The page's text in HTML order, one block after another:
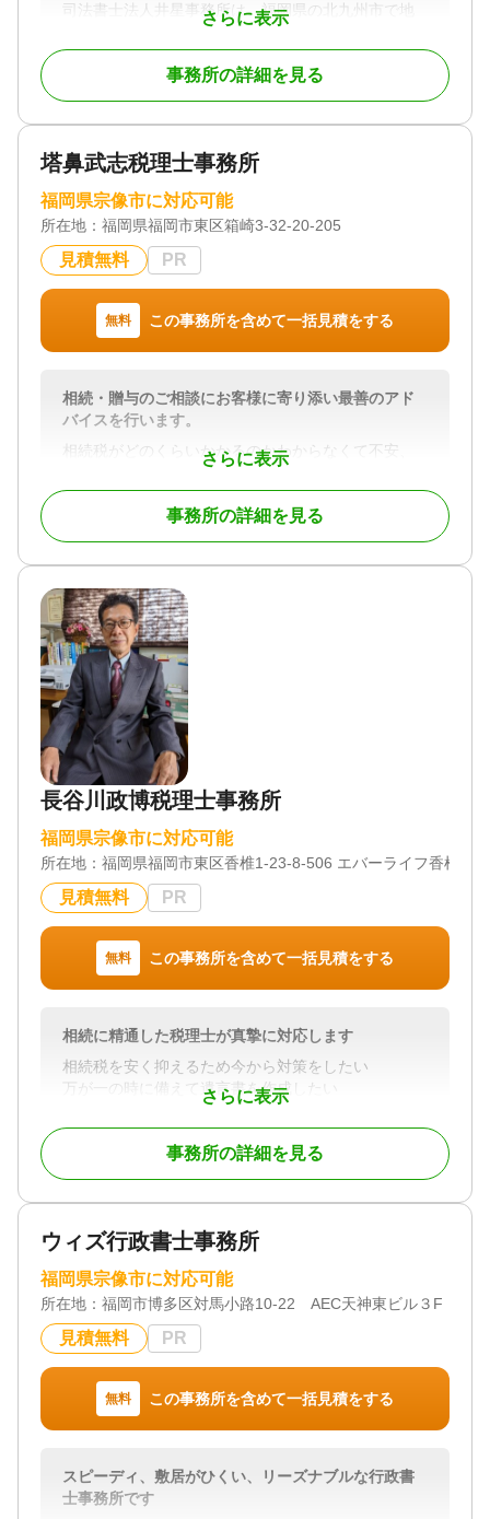
さらに表示
司法書士法人井星事務所は、福岡県の北九州市で地
域に密着した相続相談に対応している司法書士事務
所です。
ご相談いただいたお客様に対し、手続きの代行だけ
司法書士として伝えるべき事柄はもちろん、その他
おけるお客様の「知らなかった」を無くすことを心
がけています。
土日祝日でもご相談を受け付けております。初回相
談も無料ですので、ぜひお気軽にご相談ください。
対応地域
対応業務
遺言書 / 遺産分割 / 相続財産調査 / 相続登記 / 相続放
棄 / 成年後見 / 家族信託 / 相続手続き / 銀行手続き /
戸籍収集 / 相続人調査 / 生前贈与（不動産名義変更）
電話相談可 / 土日相談可 / 初回相談無料 / 18時以降相
談可 / オンライン面談可 / 事務所面談可
事務所の詳細を見る
塔鼻武志税理士事務所
福岡県宗像市に対応可能
所在地： 福岡県福岡市東区箱崎3-32-20-205
見積無料 PR
無料 この事務所を含めて一括見積をする
さらに表示
相続・贈与のご相談にお客様に寄り添い最善のアド
バイスを行います。
相続税がどのくらいかかるのかわからなくて不安、
相続税が高くなりそうだから対策をしたい、 相続
が発生したがどうしたらいいかわからないというお
悩みに誠実にご対応させていただきます。
お気軽にお問合せください。
対応地域
福岡県 佐賀県
対応業務
遺言書 / 遺産分割 / 相続財産調査 / 相続税申告 / 相続
登記 / 相続放棄 / 相続手続き / 銀行手続き / 戸籍収集
/ 相続人調査 / 生前贈与（不動産名義変更）
対応体制
訪問可 / 初回相談無料
事務所の詳細を見る
長谷川政博税理士事務所
福岡県宗像市に対応可能
所在地： 福岡県福岡市東区香椎1-23-8-506 エバーライフ香椎
見積無料 PR
無料 この事務所を含めて一括見積をする
さらに表示
相続に精通した税理士が真摯に対応します
相続税を安く抑えるため今から対策をしたい
万が一の時に備えて遺言書を作成したい
相続税がとの程度かかるのか自分ではわからない
相続に詳しい税理士を探している
親身に相談に乗ってくれる税理士を探している
電話・メールで問い合わせを承っております。
ください。
対応地域
福岡、佐賀、長崎
対応業務
遺産分割 / 相続税申告
初回相談無料 / 18時以降相談可
事務所の詳細を見る
ウィズ行政書士事務所
福岡県宗像市に対応可能
所在地： 福岡市博多区対馬小路10-22 AEC天神東ビル３F
見積無料 PR
無料 この事務所を含めて一括見積をする
スピーディ、敷居がひくい、リーズナブルな行政書
士事務所です